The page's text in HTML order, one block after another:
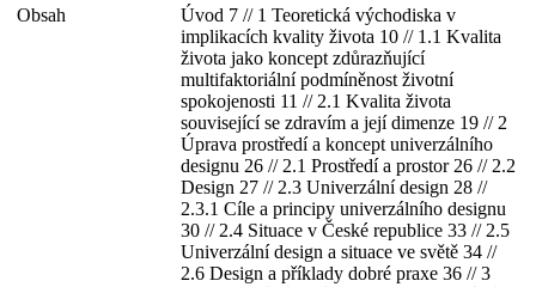
Obsah
Úvod 7 // 1 Teoretická východiska v
implikacích kvality života 10 // 1.1 Kvalita
života jako koncept zdůrazňující
multifaktoriální podmíněnost životní
spokojenosti 11 // 2.1 Kvalita života
související se zdravím a její dimenze 19 // 2
Úprava prostředí a koncept univerzálního
designu 26 // 2.1 Prostředí a prostor 26 // 2.2
Design 27 // 2.3 Univerzální design 28 //
2.3.1 Cíle a principy univerzálního designu
30 // 2.4 Situace v České republice 33 // 2.5
Univerzální design a situace ve světě 34 //
2.6 Design a příklady dobré praxe 36 // 3